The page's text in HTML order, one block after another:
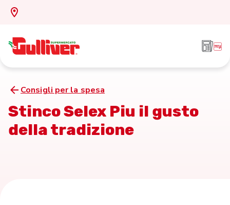
Consigli per la spesa
Stinco Selex Piu il gusto
della tradizione